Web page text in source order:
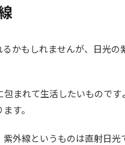
かもしれませんが、日光
包まれて生活したいもので
す。
外線というものは直射日